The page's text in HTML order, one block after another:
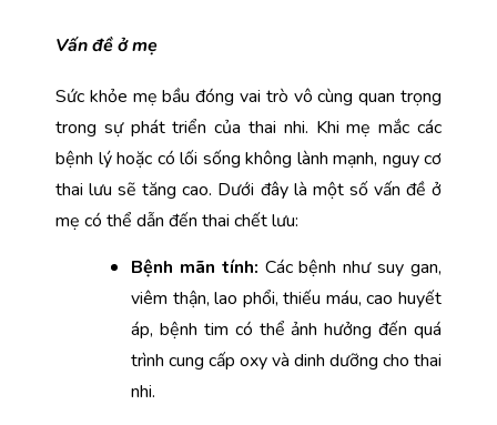
Vấn đề ở mẹ
Sức khỏe mẹ bầu đóng vai trò vô cùng quan trọng
trong sự phát triển của thai nhi. Khi mẹ mắc các
bệnh lý hoặc có lối sống không lành mạnh, nguy cơ
thai lưu sẽ tăng cao. Dưới đây là một số vấn đề ở
mẹ có thể dẫn đến thai chết lưu:
Bệnh mãn tính: Các bệnh như suy gan,
viêm thận, lao phổi, thiếu máu, cao huyết
áp, bệnh tim có thể ảnh hưởng đến quá
trình cung cấp oxy và dinh dưỡng cho thai
nhi.